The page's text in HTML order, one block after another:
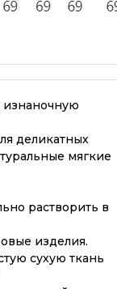
изнаночную
деликатных
мягкие
растворить в
изделия.
сухую ткань